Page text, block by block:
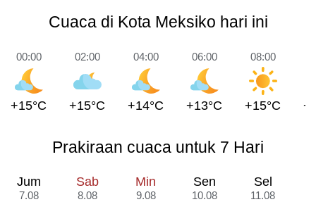
Cuaca di Kota Meksiko hari ini
00:00
+15°C
02:00
+15°C
04:00
+14°C
06:00
+13°C
08:00
+15°C
Prakiraan cuaca untuk 7 Hari
Jum
7.08
Sab
8.08
Min
9.08
Sen
10.08
Sel
11.08